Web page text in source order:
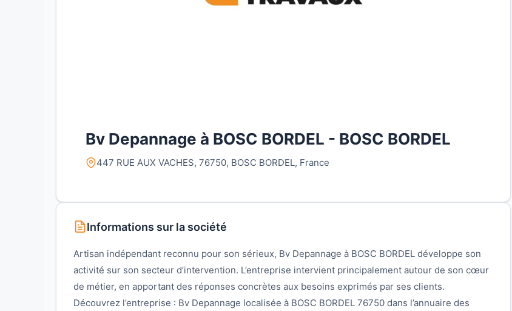
Bv Depannage à BOSC BORDEL - BOSC BORDEL
447 RUE AUX VACHES, 76750, BOSC BORDEL, France
Informations sur la société
Artisan indépendant reconnu pour son sérieux, Bv Depannage à BOSC BORDEL développe son
activité sur son secteur d’intervention. L’entreprise intervient principalement autour de son cœur
de métier, en apportant des réponses concrètes aux besoins exprimés par ses clients.
Découvrez l’entreprise : Bv Depannage localisée à BOSC BORDEL 76750 dans l’annuaire des